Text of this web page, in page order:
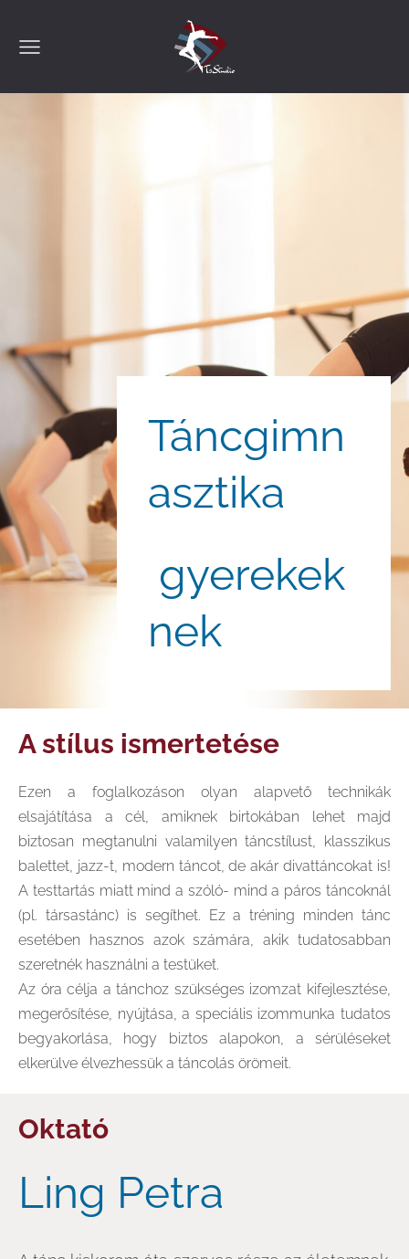
Táncgimn
asztika
gyerekek
nek
A stílus ismertetése
Ezen a foglalkozáson olyan alapvető technikák
elsajátítása a cél, amiknek birtokában lehet majd
biztosan megtanulni valamilyen táncstílust, klasszikus
balettet, jazz-t, modern táncot, de akár divattáncokat is!
A testtartás miatt mind a szóló- mind a páros táncoknál
(pl. társastánc) is segíthet. Ez a tréning minden tánc
esetében hasznos azok számára, akik tudatosabban
szeretnék használni a testüket.
Az óra célja a tánchoz szükséges izomzat kifejlesztése,
megerősítése, nyújtása, a speciális izommunka tudatos
begyakorlása, hogy biztos alapokon, a sérüléseket
elkerülve élvezhessük a táncolás örömeit.
Oktató
Ling Petra